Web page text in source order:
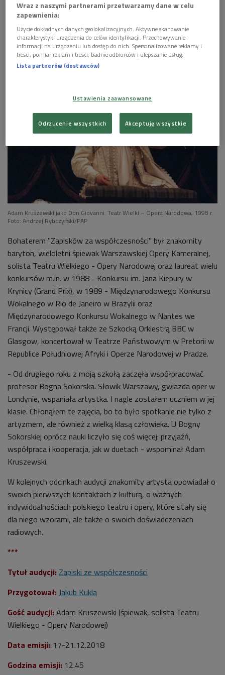
Adam Kruszewski o początkach aktywności
śpiewaczej i o swoich pedagogach (Zapiski ze
współczesności/Dwójka)
 14'23 
Adam Kruszewski o wpływie, jaki miał na niego
14'29
Adam Kruszewski m.in. o lęku przed Kazimierzem
Dejmkiem i premierze "Strasznego dworu" w
czasie stanu wojennego (Zapiski ze
współczesności/Dwójka)

Adam Kruszewski o swojej wielkiej fascynacji
radiem (Zapiski ze współczesności/Dwójka)
Adam Kruszewski jako Don Giovanni. Teatr Wielki – Opera Narodowa, 1998 r.
Foto: Andrzej Rybczyński/PAP
Bohaterem "Zapisków za współczesności" był znakomity
baryton, wieloletni śpiewak Warszawskiej Opery Kameralnej,
solista Teatru Wielkiego - Opery Narodowej oraz laureat wielu
konkursów m.in. w 1988 - Konkursu im. Jana Kiepury w
Krynicy (Grand Prix), w 1989 - Międzynarodowego Konkursu
Wokalnego w Rio de Janeiro w Brazylii oraz
Międzynarodowego Konkursu Wokalnego w Nantes we
Francji. Występował także ze Szkocką Orkiestrą BBC w
Glasgow, koncertował w Teatrze Państwowym w Pretorii w
Republice Południowej Afryki i Operze Narodowej w Pradze.
- Od drugiego roku z moją szkołą zaczęła współpracować
profesor Bogna Sokorska. Słowik Warszawy, gwiazda oper w
Londynie, wspaniała artystka. I nagle zostałem uczniem w jej
klasie. Chłonąłem te zajęcia, bo to było spotkanie nie tylko z
artyzmem, ale również z wielką klasą człowieka. U Bogny
Sokorskiej oprócz nauki liczyło się coś więcej: przyjaźń,
współpraca i kooperacja, jak w duetach - wspominał Adam
Kruszewski.
W kolejnych odcinkach audycji znakomity artysta opowiadał o
swoich pierwszych kontaktach z kulturą, o ważnych
indywidualnościach polskiego teatru i opery, które stały się
dla niego wzorami, ale także o swoich doświadczeniach
radiowych.
***
Tytuł audycji: Zapiski ze współczesności
Przygotował: Jakub Kukla
Gość audycji: Adam Kruszewski (śpiewak, solista Teatru
Wielkiego - Opery Narodowej)
Data emisji: 17-21.12.2018
Godzina emisji: 12.45
Wraz z naszymi partnerami przetwarzamy dane w celu
zapewnienia:
Użycie dokładnych danych geolokalizacyjnych. Aktywne skanowanie
charakterystyki urządzenia do celów identyfikacji. Przechowywanie
informacji na urządzeniu lub dostęp do nich. Spersonalizowane reklamy i
treści, pomiar reklam i treści, badnie odbiorców i ulepszanie usług.
Lista partnerów (dostawców)
Ustawienia zaawansowane
Odrzucenie wszystkich Akceptuję wszystkie